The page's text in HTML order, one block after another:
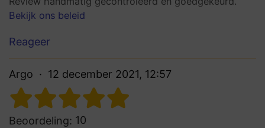
Bekijk ons beleid
Reageer
Argo 12 december 2021, 12:57
Beoordeling: 10